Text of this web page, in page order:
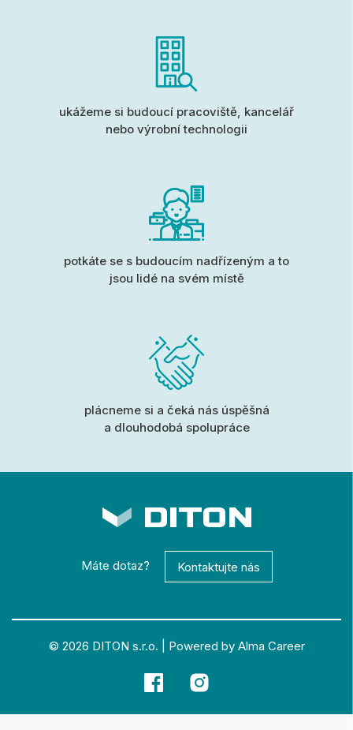
ukážeme si budoucí pracoviště, kancelář
nebo výrobní technologii
potkáte se s budoucím nadřízeným a to
jsou lidé na svém místě
plácneme si a čeká nás úspěšná
a dlouhodobá spolupráce
Máte dotaz? Kontaktujte nás
© 2026 DITON s.r.o. Powered by Alma Career